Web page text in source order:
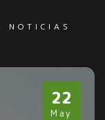
NOTICIAS
22
May